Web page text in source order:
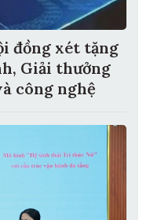
đồng xét tặng
Giải thưởng
công nghệ